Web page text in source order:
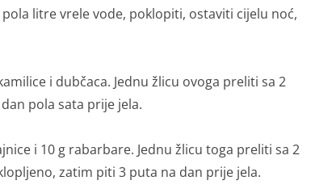
litre vrele vode, poklopiti, ostaviti cijelu noć,
i dubčaca. Jednu žlicu ovoga preliti sa 2
pola sata prije jela.
i 10 g rabarbare. Jednu žlicu toga preliti sa 2
zatim piti 3 puta na dan prije jela.